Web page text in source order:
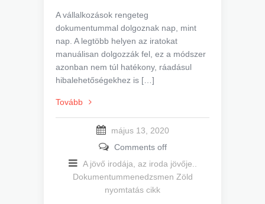
A vállalkozások rengeteg
dokumentummal dolgoznak nap, mint
nap. A legtöbb helyen az iratokat
manuálisan dolgozzák fel, ez a módszer
azonban nem túl hatékony, ráadásul
hibalehetőségekhez is […]
Tovább
május 13, 2020
Comments off
A jövő irodája, az iroda jövője..
Dokumentummenedzsmen Zöld
nyomtatás cikk